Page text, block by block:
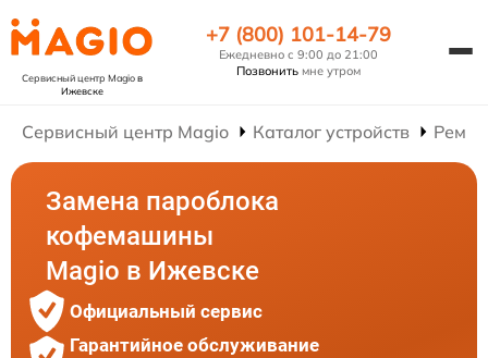
Сервисный центр Magioв
Ижевске
+7 (800) 101-14-79
Ежедневно с 9:00 до 21:00
Позвонить мне утром
Сервисный центр Magio Каталог устройств
Замена пароблока
кофемашины
Magio в Ижевске
Официальный сервис
Гарантийное обслуживание